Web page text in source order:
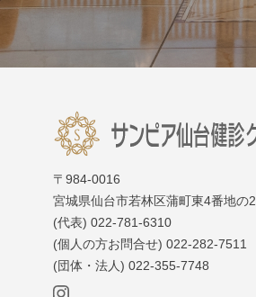
〒984-0016
宮城県仙台市若林区蒲町東4番地の2
(代表) 022-781-6310
(個人の方お問合せ) 022-282-7511
(団体・法人) 022-355-7748